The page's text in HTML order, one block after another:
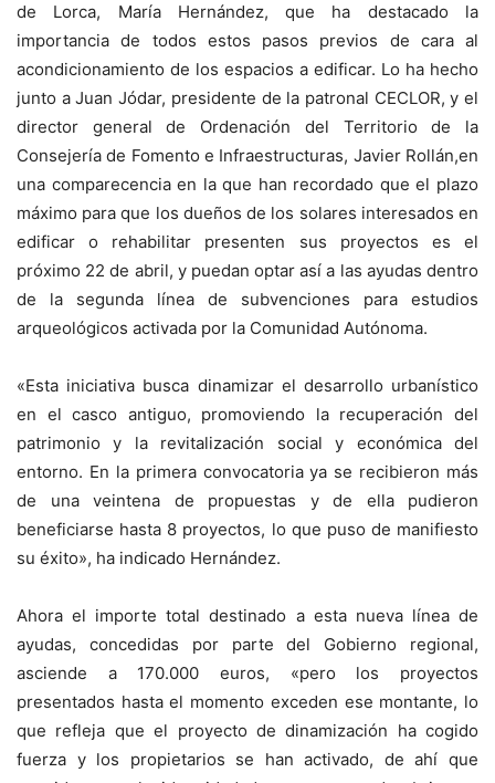
de Lorca, María Hernández, que ha destacado la
importancia de todos estos pasos previos de cara al
acondicionamiento de los espacios a edificar. Lo ha hecho
junto a Juan Jódar, presidente de la patronal CECLOR, y el
director general de Ordenación del Territorio de la
Consejería de Fomento e Infraestructuras, Javier Rollán,en
una comparecencia en la que han recordado que el plazo
máximo para que los dueños de los solares interesados en
edificar o rehabilitar presenten sus proyectos es el
próximo 22 de abril, y puedan optar así a las ayudas dentro
de la segunda línea de subvenciones para estudios
arqueológicos activada por la Comunidad Autónoma.
«Esta iniciativa busca dinamizar el desarrollo urbanístico
en el casco antiguo, promoviendo la recuperación del
patrimonio y la revitalización social y económica del
entorno. En la primera convocatoria ya se recibieron más
de una veintena de propuestas y de ella pudieron
beneficiarse hasta 8 proyectos, lo que puso de manifiesto
su éxito», ha indicado Hernández.
Ahora el importe total destinado a esta nueva línea de
ayudas, concedidas por parte del Gobierno regional,
asciende a 170.000 euros, «pero los proyectos
presentados hasta el momento exceden ese montante, lo
que refleja que el proyecto de dinamización ha cogido
fuerza y los propietarios se han activado, de ahí que